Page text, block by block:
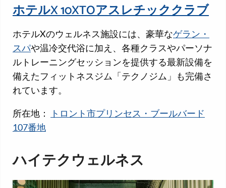
ホテルX 10XTOアスレチッククラブ
ホテルXのウェルネス施設には、豪華なゲラン・
スパや温冷交代浴に加え、各種クラスやパーソナ
ルトレーニングセッションを提供する最新設備を
備えたフィットネスジム「テクノジム」も完備さ
れています。
所在地：
トロント市プリンセス・ブールバード
107番地
ハイテクウェルネス